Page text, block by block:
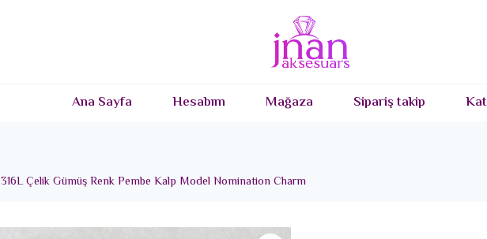
Ana Sayfa Hesabım Mağaza Sipariş takip
316L Çelik Gümüş Renk Pembe Kalp Model Nomination Charm